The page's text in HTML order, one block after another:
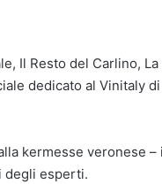
Il Resto del Carlino,
dedicato al Vinitaly
kermesse veronese –
degli esperti.